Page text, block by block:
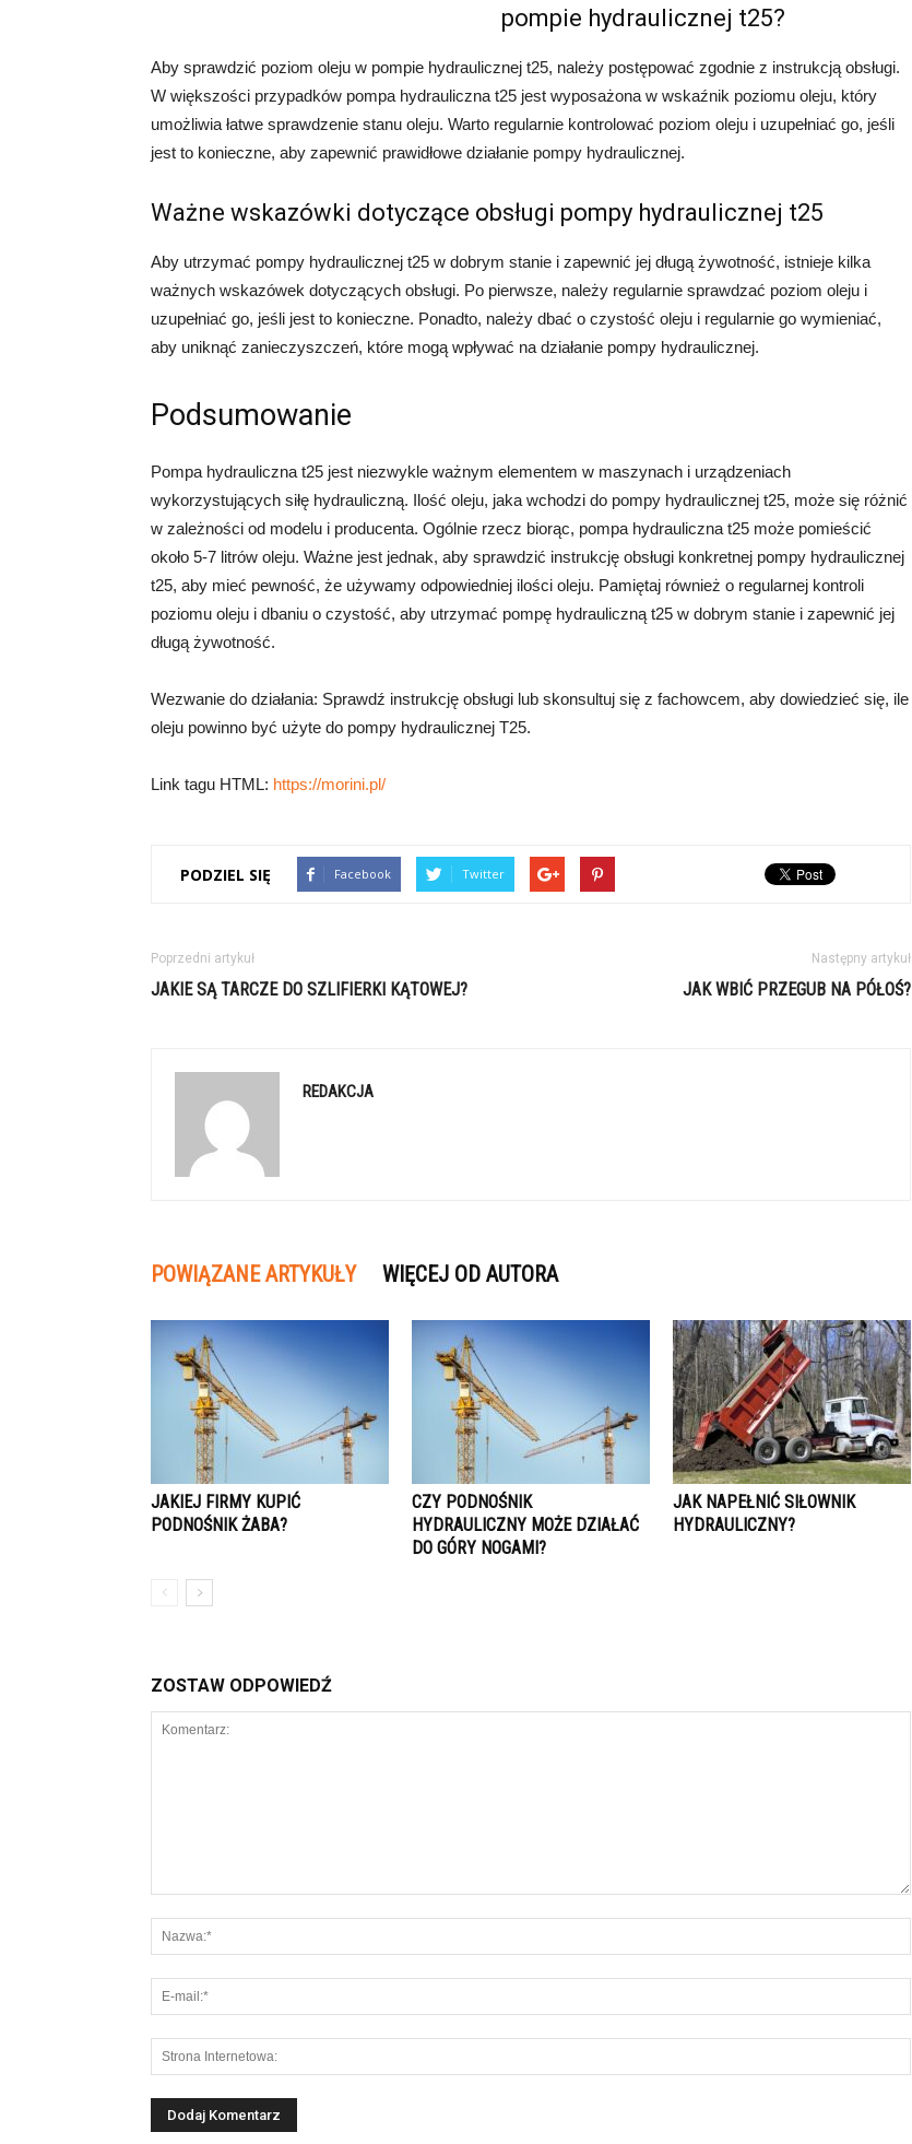
pompie hydraulicznej t25?
Aby sprawdzić poziom oleju w pompie hydraulicznej t25, należy postępować zgodnie z instrukcją obsługi.
W większości przypadków pompa hydrauliczna t25 jest wyposażona w wskaźnik poziomu oleju, który
umożliwia łatwe sprawdzenie stanu oleju. Warto regularnie kontrolować poziom oleju i uzupełniać go, jeśli
jest to konieczne, aby zapewnić prawidłowe działanie pompy hydraulicznej.
Ważne wskazówki dotyczące obsługi pompy hydraulicznej t25
Aby utrzymać pompy hydraulicznej t25 w dobrym stanie i zapewnić jej długą żywotność, istnieje kilka
ważnych wskazówek dotyczących obsługi. Po pierwsze, należy regularnie sprawdzać poziom oleju i
uzupełniać go, jeśli jest to konieczne. Ponadto, należy dbać o czystość oleju i regularnie go wymieniać,
aby uniknąć zanieczyszczeń, które mogą wpływać na działanie pompy hydraulicznej.
Podsumowanie
Pompa hydrauliczna t25 jest niezwykle ważnym elementem w maszynach i urządzeniach
wykorzystujących siłę hydrauliczną. Ilość oleju, jaka wchodzi do pompy hydraulicznej t25, może się różnić
w zależności od modelu i producenta. Ogólnie rzecz biorąc, pompa hydrauliczna t25 może pomieścić
około 5-7 litrów oleju. Ważne jest jednak, aby sprawdzić instrukcję obsługi konkretnej pompy hydraulicznej
t25, aby mieć pewność, że używamy odpowiedniej ilości oleju. Pamiętaj również o regularnej kontroli
poziomu oleju i dbaniu o czystość, aby utrzymać pompę hydrauliczną t25 w dobrym stanie i zapewnić jej
długą żywotność.
Wezwanie do działania: Sprawdź instrukcję obsługi lub skonsultuj się z fachowcem, aby dowiedzieć się, ile
oleju powinno być użyte do pompy hydraulicznej T25.
Link tagu HTML: https://morini.pl/
PODZIEL SIĘ Facebook Twitter
Poprzedni artykuł
JAKIE SĄ TARCZE DO SZLIFIERKI KĄTOWEJ?
Następny artykuł
JAK WBIĆ PRZEGUB NA PÓŁOŚ?
REDAKCJA
POWIĄZANE ARTYKUŁY WIĘCEJ OD AUTORA
JAKIEJ FIRMY KUPIĆ
PODNOŚNIK ŻABA?
CZY PODNOŚNIK
HYDRAULICZNY MOŻE DZIAŁAĆ
DO GÓRY NOGAMI?
JAK NAPEŁNIĆ SIŁOWNIK
HYDRAULICZNY?
ZOSTAW ODPOWIEDŹ